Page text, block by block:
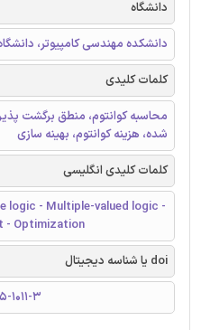
دانشگاه
دانشکده مهندسی کامپیوتر،
کلمات کلیدی
محاسبه کوانتوم، منطق برگشت
شده، هزینه کوانتوم، بهینه سازی
کلمات کلیدی انگلیسی
logic - Multiple-valued logic -
- Optimization
doi یا شناسه دیجیتال
1011-3